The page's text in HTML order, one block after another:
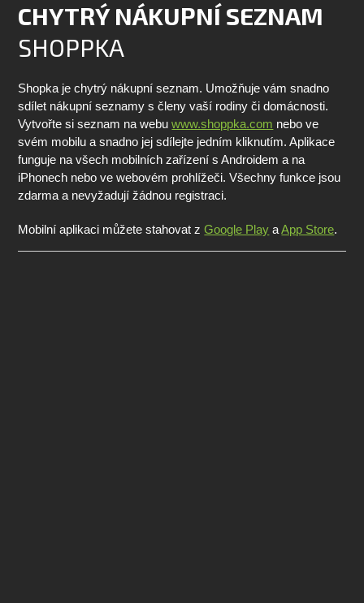
CHYTRÝ NÁKUPNÍ SEZNAM
SHOPPKA
Shopka je chytrý nákupní seznam. Umožňuje vám snadno
sdílet nákupní seznamy s členy vaší rodiny či domácnosti.
Vytvořte si seznam na webuwww.shoppka.com nebo ve
svém mobilu a snadno jej sdílejte jedním kliknutím. Aplikace
funguje na všech mobilních zařízení s Androidem a na
iPhonech nebo ve webovém prohlížeči. Všechny funkce jsou
zdarma a nevyžadují žádnou registraci.
Mobilní aplikaci můžete stahovat zGoogle Play aApp Store.